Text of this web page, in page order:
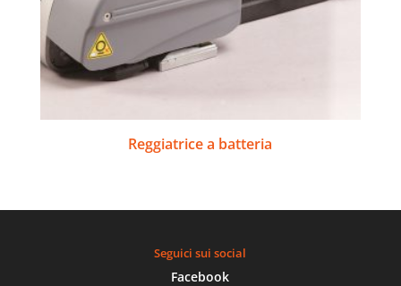
Reggiatrice a batteria
Seguici sui social
Facebook